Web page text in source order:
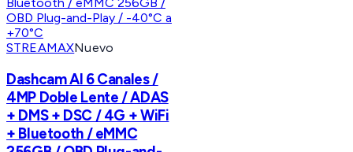
STREAMAXNuevo
Dashcam AI 6 Canales /
4MP Doble Lente / ADAS
+ DMS + DSC / 4G + WiFi
+ Bluetooth / eMMC